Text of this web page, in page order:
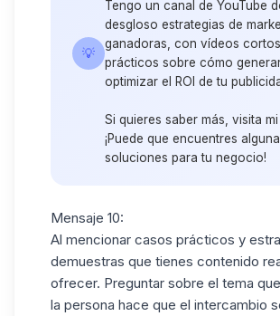
💡
Tengo un canal de YouTube
desgloso estrategias de
ganadoras, con vídeos
prácticos sobre cómo
optimizar el ROI de tu
Si quieres saber más, visita
¡Puede que encuentres
soluciones para tu negocio!
Mensaje 10:
Al mencionar casos prácticos y
demuestras que tienes contenido
ofrecer. Preguntar sobre el tema
la persona hace que el intercambio